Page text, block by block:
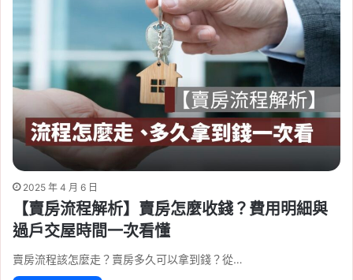
2025 年 4 月 6 日
【賣房流程解析】賣房怎麼收錢？費用明細與
過戶交屋時間一次看懂
賣房流程該怎麼走？賣房多久可以拿到錢？從…